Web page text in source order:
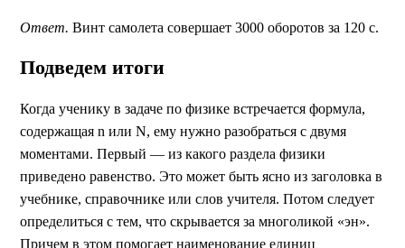
Ответ. Винт самолета совершает 3000 оборотов за 120 с.
Подведем итоги
Когда ученику в задаче по физике встречается формула,
содержащая n или N, ему нужно разобраться с двумя
моментами. Первый — из какого раздела физики
приведено равенство. Это может быть ясно из заголовка в
учебнике, справочнике или слов учителя. Потом следует
определиться с тем, что скрывается за многоликой «эн».
Причем в этом помогает наименование единиц